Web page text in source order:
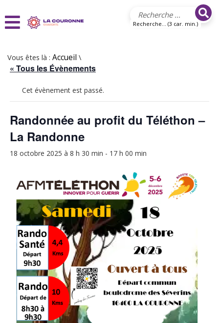
Recherche... (3 car. min.)
Vous êtes là : Accueil \
« Tous les Évènements
Cet évènement est passé.
Randonnée au profit du Téléthon –
La Randonne
18 octobre 2025 à 8 h 30 min - 17 h 00 min